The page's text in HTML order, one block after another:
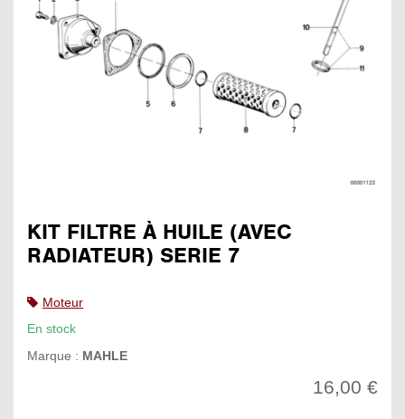
KIT FILTRE À HUILE (AVEC
RADIATEUR) SERIE 7
Moteur
En stock
Marque : MAHLE
16,00 €